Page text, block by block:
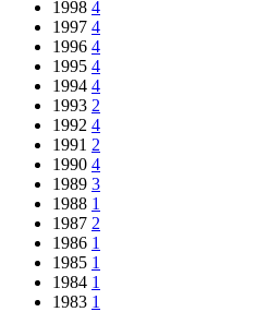
1998 4
1997 4
1996 4
1995 4
1994 4
1993 2
1992 4
1991 2
1990 4
1989 3
1988 1
1987 2
1986 1
1985 1
1984 1
1983 1